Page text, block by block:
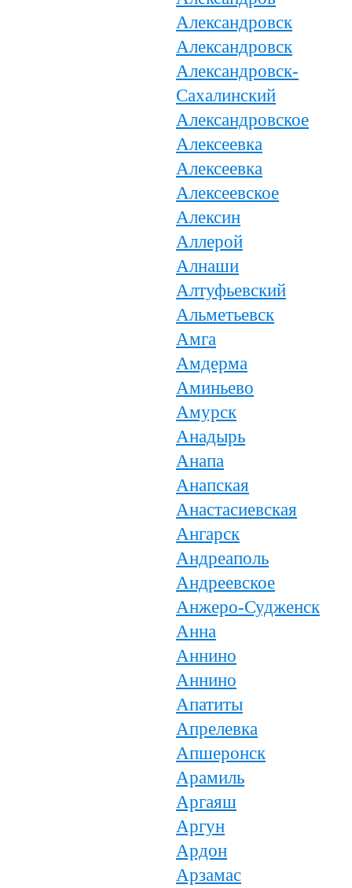
Александровск
Александровск
Александровск-
Сахалинский
Александровское
Алексеевка
Алексеевка
Алексеевское
Алексин
Аллерой
Алнаши
Алтуфьевский
Альметьевск
Амга
Амдерма
Аминьево
Амурск
Анадырь
Анапа
Анапская
Анастасиевская
Ангарск
Андреаполь
Андреевское
Анжеро-Судженск
Анна
Аннино
Аннино
Апатиты
Апрелевка
Апшеронск
Арамиль
Аргаяш
Аргун
Ардон
Арзамас